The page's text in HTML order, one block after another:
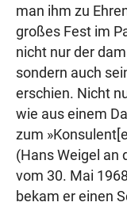
man ihm zu
großes Fest im
nicht nur der
sondern auch
erschien. Nicht
wie aus einem
zum
(Hans Weigel an
vom 30. Mai
bekam er einen